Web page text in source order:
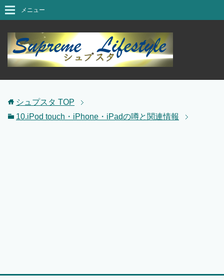
メニュー
シュプスタ TOP
10.iPod touch・iPhone・iPadの噂と関連情報